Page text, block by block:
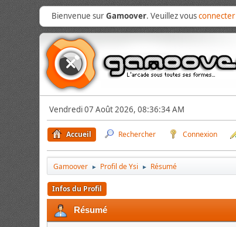
Bienvenue surGamoover. Veuillez vousconnecter
Vendredi 07 Août 2026, 08:36:34 AM
Accueil Rechercher Connexion
Gamoover ► Profil de Ysi ► Résumé
Infos du Profil
Résumé